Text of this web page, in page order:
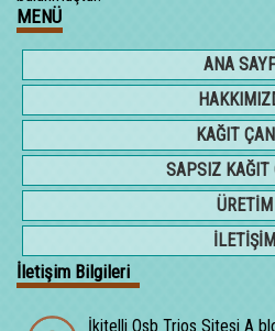
MENÜ
ANA
KAĞIT
SAPSIZ KAĞIT
ÜRETİM
İLETİŞİM
İletişim Bilgileri
İkitelli Osb Trios Sitesi A